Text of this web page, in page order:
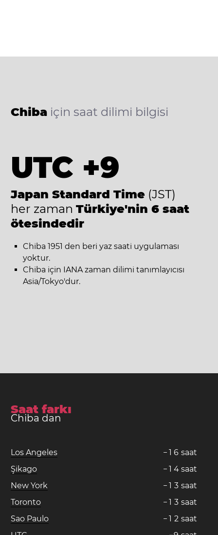
Chiba için saat dilimi bilgisi
UTC +9
Japan Standard Time (JST)
her zaman Türkiye'nin 6 saat
ötesindedir
Chiba 1951 den beri yaz saati uygulaması
yoktur.
Chiba için IANA zaman dilimi tanımlayıcısı
Asia/Tokyo'dur.
Saat farkı
Chiba dan
Los Angeles − 1 6 saat
Şikago
− 1 4 saat
New York
− 1 3 saat
Toronto
− 1 3 saat
Sao Paulo
− 1 2 saat